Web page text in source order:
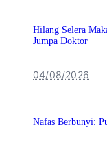
Hilang Selera
Jumpa Doktor
04/08/2026
Nafas Berbunyi: